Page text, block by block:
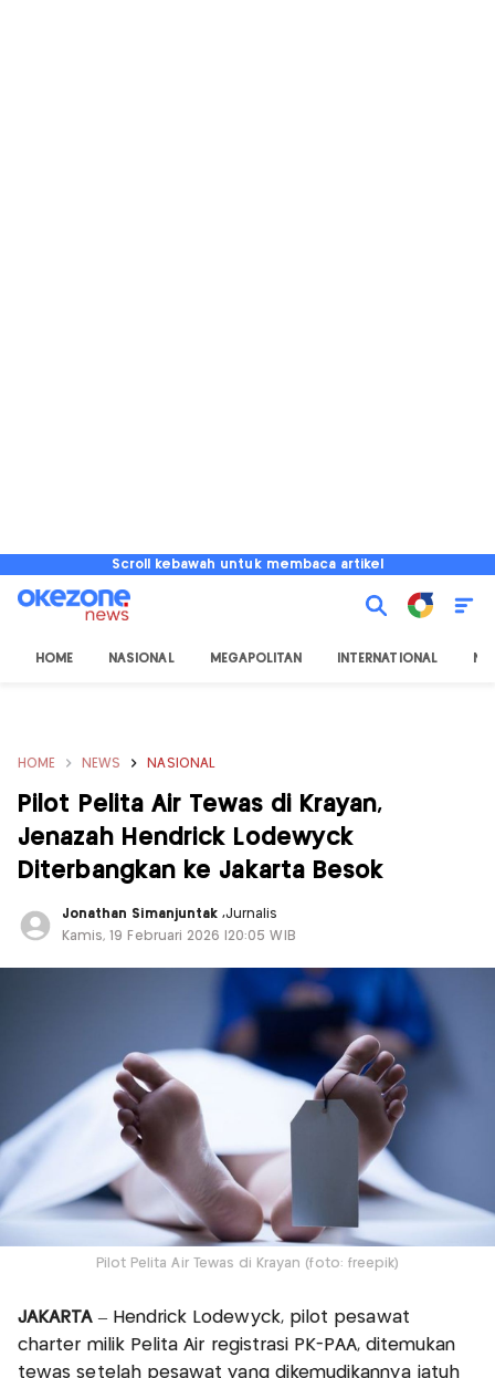
Scroll kebawah untuk membaca artikel
HOME NASIONAL MEGAPOLITAN INTERNATIONAL
HOME NEWS NASIONAL
Pilot Pelita Air Tewas di Krayan,
Jenazah Hendrick Lodewyck
Diterbangkan ke Jakarta Besok
Jonathan Simanjuntak,Jurnalis
Kamis, 19 Februari 2026 |20:05 WIB
Pilot Pelita Air Tewas di Krayan (foto: freepik)
JAKARTA– Hendrick Lodewyck, pilot pesawat
charter milik Pelita Air registrasi PK-PAA, ditemukan
tewas setelah pesawat yang dikemudikannya jatuh